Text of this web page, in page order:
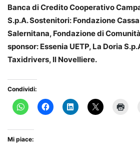
Banca di Credito Cooperativo
S.p.A. Sostenitori: Fondazione
Salernitana, Fondazione di
sponsor: Essenia UETP, La Doria
Taxidrivers, Il Novelliere.
Condividi:
Mi piace: